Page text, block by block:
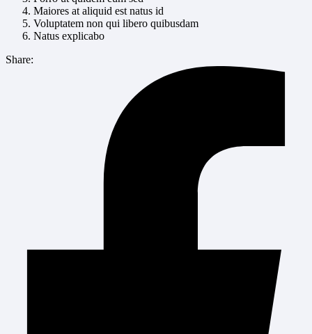
Maiores at aliquid est natus id
Voluptatem non qui libero quibusdam
Natus explicabo
Share: